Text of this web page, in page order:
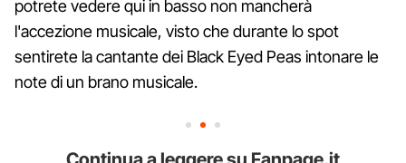
potrete vedere qui in basso non mancherà
l'accezione musicale, visto che durante lo spot
sentirete la cantante dei Black Eyed Peas intonare le
note di un brano musicale.